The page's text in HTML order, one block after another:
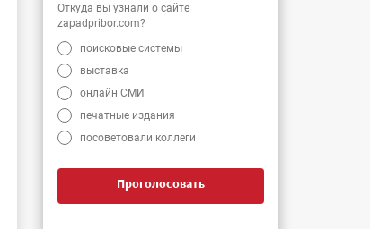
Откуда вы узнали о сайте
zapadpribor.com?
поисковые системы
выставка
онлайн СМИ
печатные издания
посоветовали коллеги
Проголосовать